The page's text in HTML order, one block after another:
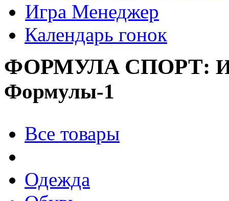
Игра Менеджер
Календарь гонок
ФОРМУЛА СПОРТ:
Формулы-1
Все товары
Одежда